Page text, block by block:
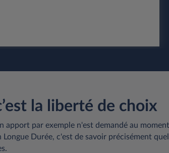
la liberté de choix
apport par exemple n'est demandé au
Durée, c'est de savoir précisément quel